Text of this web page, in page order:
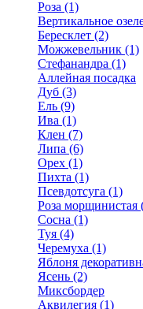
Роза (1)
Вертикальное
Бересклет (2)
Можжевельник (1)
Стефанандра (1)
Аллейная посадка
Дуб (3)
Ель (9)
Ива (1)
Клен (7)
Липа (6)
Орех (1)
Пихта (1)
Псевдотсуга (1)
Роза морщинистая
Сосна (1)
Туя (4)
Черемуха (1)
Яблоня
Ясень (2)
Миксбордер
Аквилегия (1)